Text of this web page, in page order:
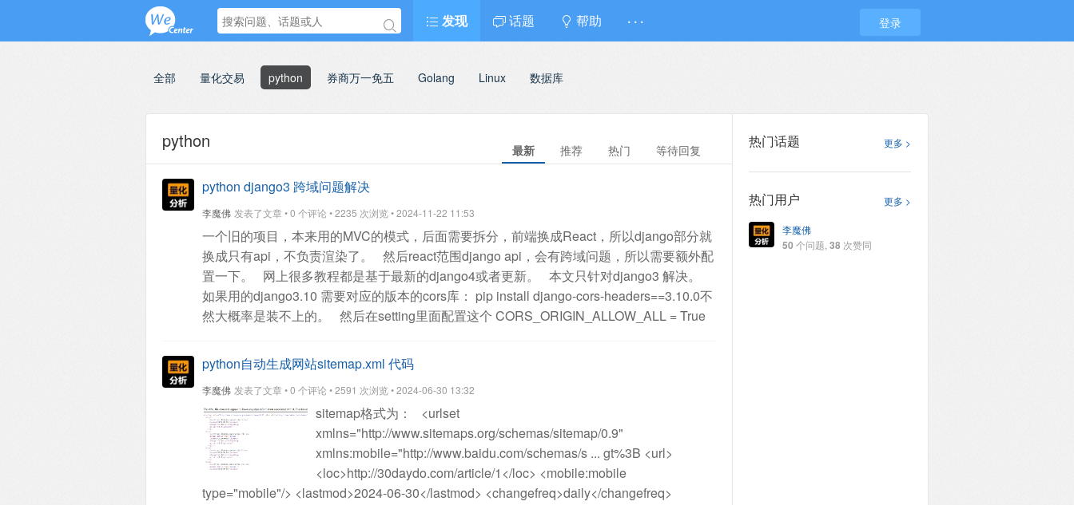
发现 话题 帮助 · · · 登录
全部 量化交易 python 券商万一免五 Golang Linux 数据库
等待回复
热门
推荐
最新
python
python django3 跨域问题解决
李魔佛 发表了文章 • 0 个评论 • 2235 次浏览 • 2024-11-22 11:53
一个旧的项目，本来用的MVC的模式，后面需要拆分，前端换成React，所以django部分就
换成只有api，不负责渲染了。
然后react范围django api，会有跨域问题，所以需要额外配
置一下。
网上很多教程都是基于最新的django4或者更新。
本文只针对django3 解决。
如果用的django3.10 需要对应的版本的cors库： pip install django-cors-headers==3.10.0不
然大概率是装不上的。
然后在setting里面配置这个 CORS_ORIGIN_ALLOW_ALL = True
'corsheaders.middleware.CorsMiddleware',
如只要求某个IP的机子才能访问，或者只能某个GET方法运行跨域。
CORS_ORIGIN_ALLOW_ALL = TrueCORS_ALLOW_CREDENTIALS = True
CORS_ORIGIN_WHITELIST = ('*' ) # 允许的请求方式
'DELETE',
'OPTIONS','PATCH','POST','PUT','VIEW',)# 允许的请求头
CORS_ALLOW_HEADERS = ('XMLHttpRequest','X_FILENAME','accept-encoding',
'authorization',
'content-type','dnt','origin','user-agent','x-csrftoken','x-requested-with',
'Pragma',# 额外允许的请求头'token',)就可以了查看全部
python自动生成网站sitemap.xml 代码
李魔佛 发表了文章 • 0 个评论 • 2591 次浏览 • 2024-06-30 13:32
sitemap格式为：
<urlset
xmlns="http://www.sitemaps.org/schemas/sitemap/0.9"
xmlns:mobile="http://www.baidu.com/schemas/s ... gt%3B <url>
<loc>http://30daydo.com/article/1</loc> <mobile:mobile
type="mobile"/> <lastmod>2024-06-30</lastmod> <changefreq>daily</changefreq>
更多 >
热门话题
更多 >
热门用户
李魔佛
50 个问题, 38次赞同